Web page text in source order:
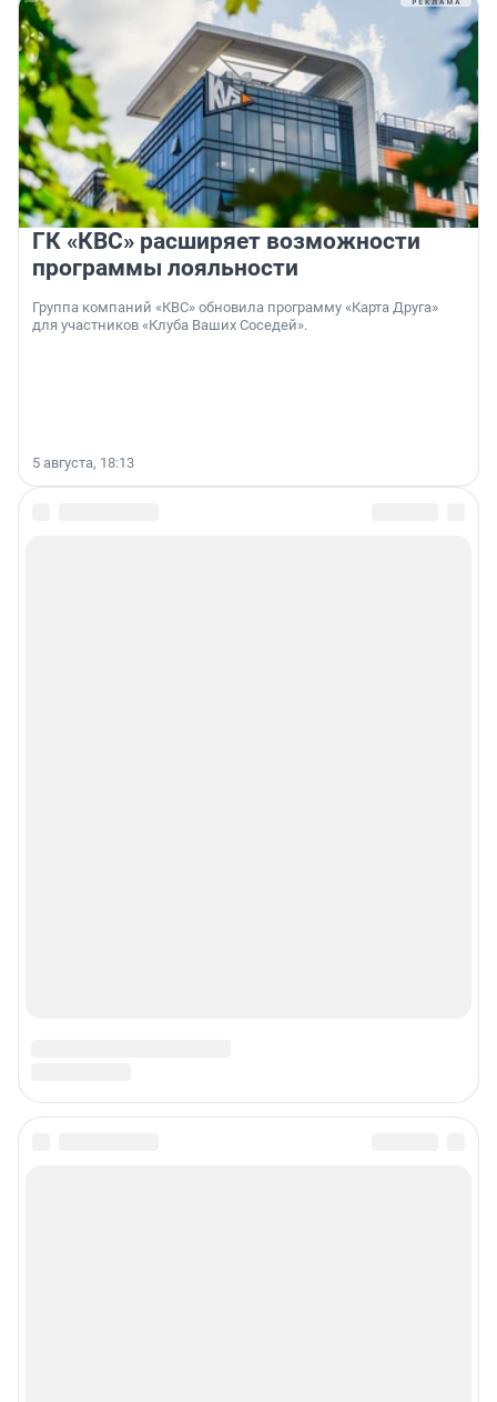
ГК «КВС» расширяет возможности
программы лояльности
Группа компаний «КВС» обновила программу «Карта Друга»
для участников «Клуба Ваших Соседей».
5 августа, 18:13